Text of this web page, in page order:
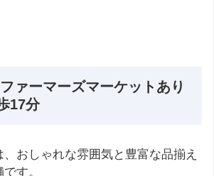
ァーマーズマーケットあり
17分
、おしゃれな雰囲気と豊富な品揃え
す。